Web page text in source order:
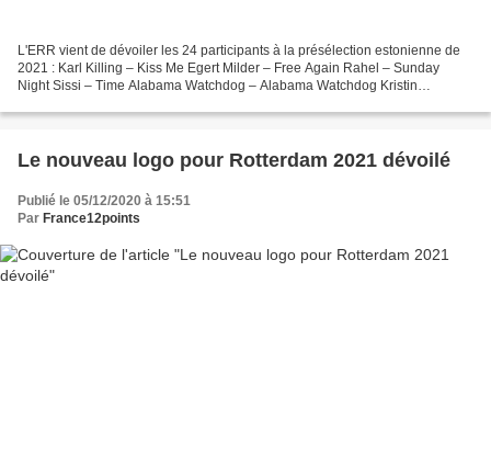
L'ERR vient de dévoiler les 24 participants à la présélection estonienne de
2021 : Karl Killing – Kiss Me Egert Milder – Free Again Rahel – Sunday
Night Sissi – Time Alabama Watchdog – Alabama Watchdog Kristin
Le nouveau logo pour Rotterdam 2021 dévoilé
Publié le 05/12/2020 à 15:51
Par France12points